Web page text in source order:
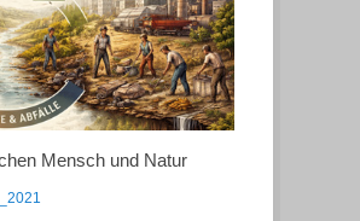
Mensch und Natur